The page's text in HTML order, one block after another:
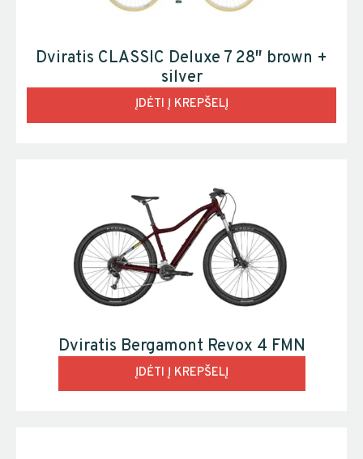
Dviratis CLASSIC Deluxe 7 28″ brown +
silver
ĮDĖTI Į KREPŠELĮ
Dviratis Bergamont Revox 4 FMN
ĮDĖTI Į KREPŠELĮ